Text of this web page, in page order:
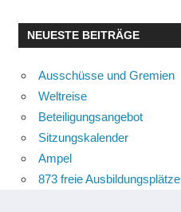
NEUESTE BEITRÄGE
Ausschüsse und Gremien
Weltreise
Beteiligungsangebot
Sitzungskalender
Ampel
873 freie Ausbildungsplätze